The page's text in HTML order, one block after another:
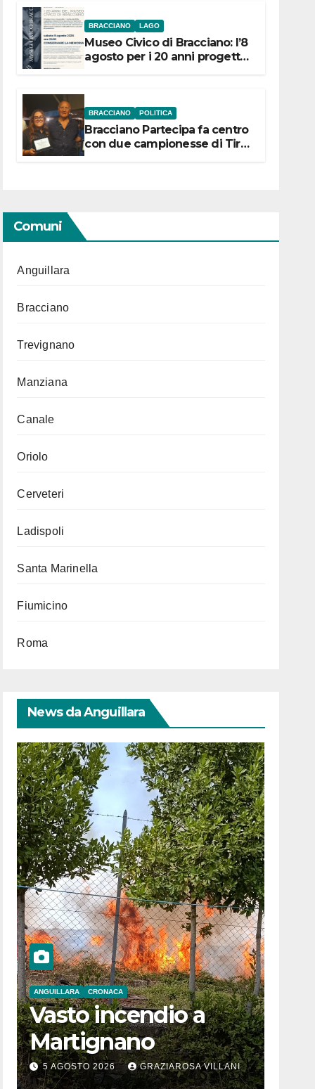
BRACCIANO LAGO
Museo Civico di Bracciano: l’8
agosto per i 20 anni progetto
BRACCIANO POLITICA
Bracciano Partecipa fa centro
con due campionesse di Tiro
Comuni
Anguillara
Bracciano
Trevignano
Manziana
Canale
Oriolo
Cerveteri
Ladispoli
Santa Marinella
Fiumicino
Roma
News da Anguillara
ANGUILLARA CRONACA
Vasto incendio a
Martignano
5 AGOSTO 2026 GRAZIAROSA VILLANI